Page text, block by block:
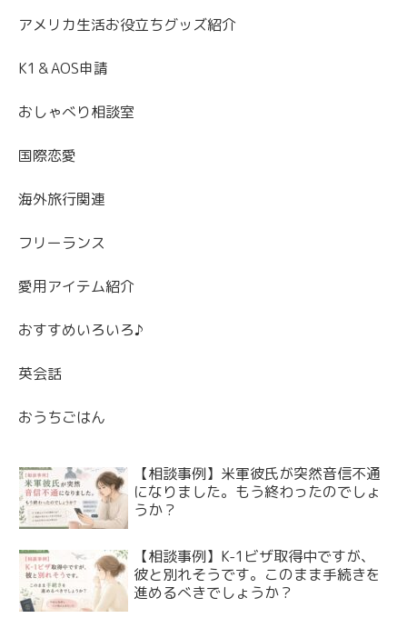
アメリカ生活お役立ちグッズ紹介
K1＆AOS申請
おしゃべり相談室
国際恋愛
海外旅行関連
フリーランス
愛用アイテム紹介
おすすめいろいろ♪
英会話
おうちごはん
【相談事例】米軍彼氏が突然音信不通
になりました。もう終わったのでしょ
うか？
【相談事例】K-1ビザ取得中ですが、
彼と別れそうです。このまま手続きを
進めるべきでしょうか？